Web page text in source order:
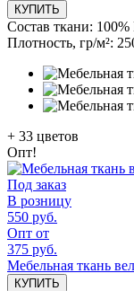
КУПИТЬ
Состав ткани:
Плотность, гр/м²:
+ 33 цветов
Опт!
Под заказ
В розницу
550 руб.
Опт от
375 руб.
Мебельная ткань
КУПИТЬ